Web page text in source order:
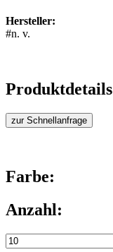
Hersteller:
#n. v.
Produktdetails
zur Schnellanfrage
Farbe:
Anzahl: